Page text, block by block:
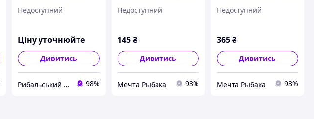
Недоступний
Ціну уточнюйте
Дивитись
Рибальський інтернет магазин "РИБАЦЮГА" 98%
Недоступний
145 ₴
Дивитись
Мечта Рыбака 93%
Недоступний
365₴
Дивитись
Мечта Рыбака 93%